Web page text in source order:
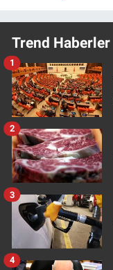
Trend Haberler
1
2
3
4